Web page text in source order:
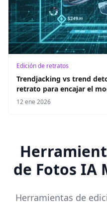
Edición de retratos
Trendjacking vs trend
retrato para encajar el
12 ene 2026
de Fotos IA
Herramientas de